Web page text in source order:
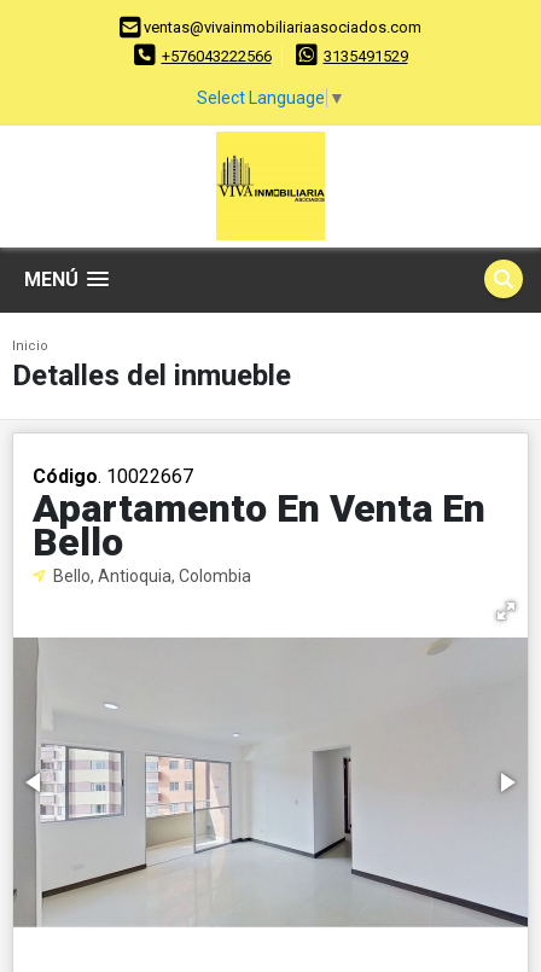
ventas@vivainmobiliariaasociados.com
+576043222566
3135491529
Select Language ▼
MENÚ
Inicio
Detalles del inmueble
Código. 10022667
Apartamento En Venta En
Bello
Bello, Antioquia, Colombia